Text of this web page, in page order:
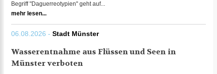
Begriff "Daguerreotypien" geht auf...
mehr lesen...
06.08.2026 - Stadt Münster
Wasserentnahme aus Flüssen und Seen in
Münster verboten